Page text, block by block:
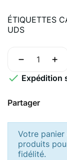
ÉTIQUETTES
UDS
 Expédition
Partager
Votre
produits
fidélité.